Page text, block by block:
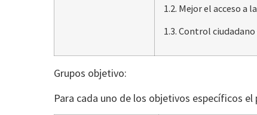
1.2. Mejor el acceso
1.3. Control
Grupos objetivo:
Para cada uno de los objetivos específicos